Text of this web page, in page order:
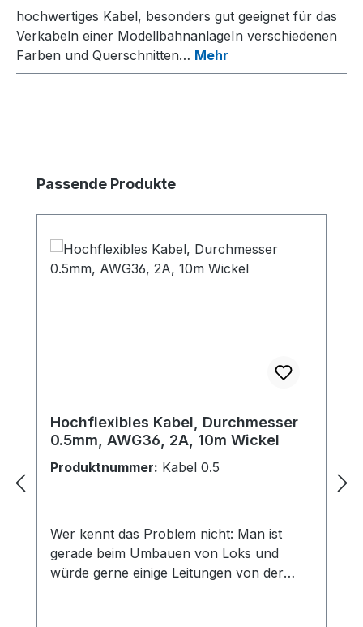
hochwertiges Kabel, besonders gut geeignet für das
Verkabeln einer ModellbahnanlageIn verschiedenen
Farben und Querschnitten… Mehr
Produktgalerie überspringen
Passende Produkte
Hochflexibles Kabel, Durchmesser
0.5mm, AWG36, 2A, 10m Wickel
Produktnummer: Kabel 0.5
Wer kennt das Problem nicht: Man ist
gerade beim Umbauen von Loks und
würde gerne einige Leitungen von der